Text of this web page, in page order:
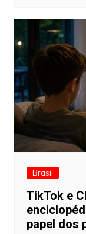
Brasil
TikTok e
papel dos